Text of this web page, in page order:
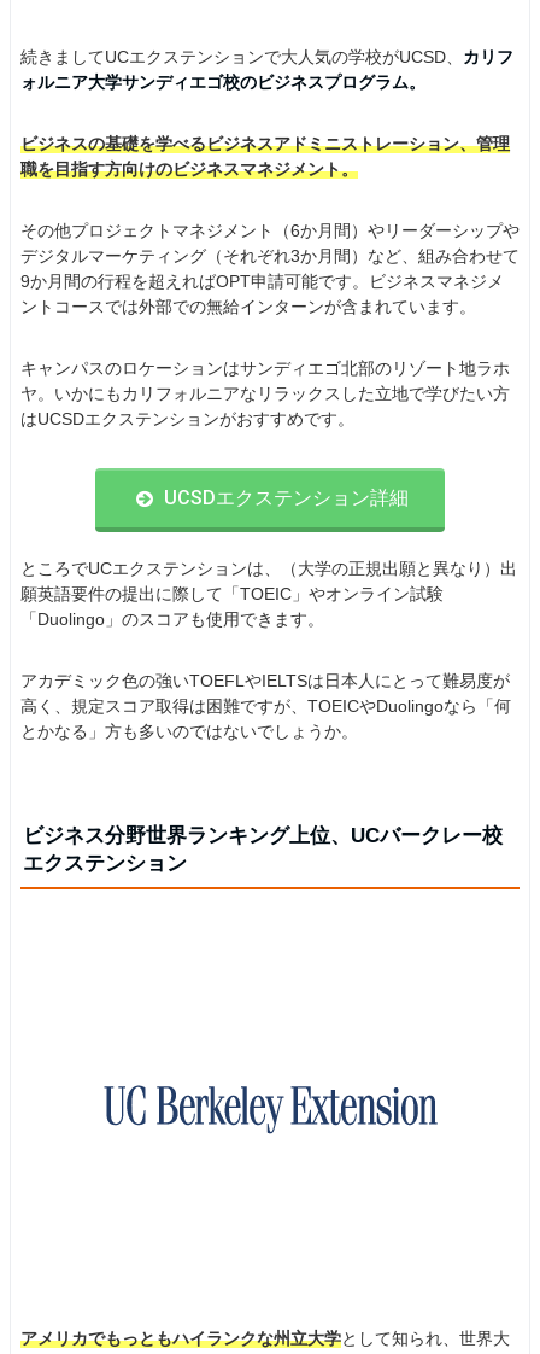
続きましてUCエクステンションで大人気の学校がUCSD、 カリフ
ォルニア大学サンディエゴ校のビジネスプログラム。
ビジネスの基礎を学べるビジネスアドミニストレーション、管理
職を目指す方向けのビジネスマネジメント。
その他プロジェクトマネジメント（6か月間）やリーダーシップや
デジタルマーケティング（それぞれ3か月間）など、組み合わせて
9か月間の行程を超えればOPT申請可能です。ビジネスマネジメ
ントコースでは外部での無給インターンが含まれています。
キャンパスのロケーションはサンディエゴ北部のリゾート地ラホ
ヤ。いかにもカリフォルニアなリラックスした立地で学びたい方
はUCSDエクステンションがおすすめです。
UCSDエクステンション詳細
ところでUCエクステンションは、（大学の正規出願と異なり）出
願英語要件の提出に際して「TOEIC」やオンライン試験
「Duolingo」のスコアも使用できます。
アカデミック色の強いTOEFLやIELTSは日本人にとって難易度が
高く、規定スコア取得は困難ですが、TOEICやDuolingoなら「何
とかなる」方も多いのではないでしょうか。
ビジネス分野世界ランキング上位、UCバークレー校
エクステンション
アメリカでもっともハイランクな州立大学として知られ、世界大